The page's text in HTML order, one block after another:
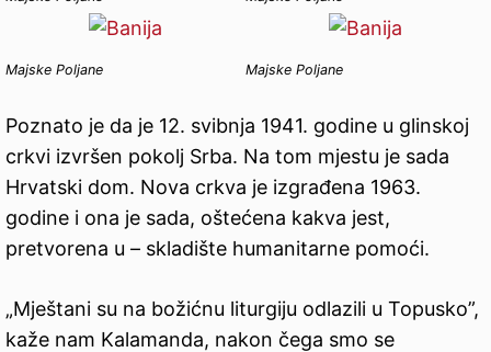
Majske Poljane Majske Poljane
Poznato je da je 12. svibnja 1941. godine u glinskoj
crkvi izvršen pokolj Srba. Na tom mjestu je sada
Hrvatski dom. Nova crkva je izgrađena 1963.
godine i ona je sada, oštećena kakva jest,
pretvorena u – skladište humanitarne pomoći.
„Mještani su na božićnu liturgiju odlazili u Topusko”,
kaže nam Kalamanda, nakon čega smo se